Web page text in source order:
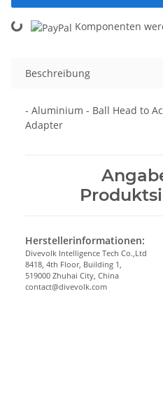
Loading... Komponenten
Beschreibung
- Aluminium - Ball Head to
Adapter
Herstellerinformationen:
Divevolk Intelligence Tech Co.,Ltd
8418, 4th Floor, Building 1,
519000 Zhuhai City, China
contact@divevolk.com